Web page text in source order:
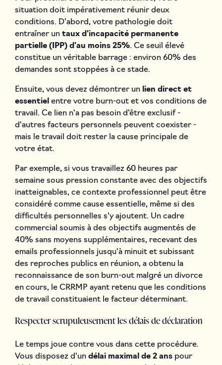
situation doit impérativement réunir deux
conditions. D'abord, votre pathologie doit
entraîner un taux d'incapacité permanente
partielle (IPP) d'au moins 25%. Ce seuil élevé
constitue un véritable barrage : environ 60% des
demandes sont stoppées à ce stade.
Ensuite, vous devez démontrer un lien direct et
essentiel entre votre burn-out et vos conditions de
travail. Ce lien n'a pas besoin d'être exclusif -
d'autres facteurs personnels peuvent coexister -
mais le travail doit rester la cause principale de
votre état.
Par exemple, si vous travaillez 60 heures par
semaine sous pression constante avec des objectifs
inatteignables, ce contexte professionnel peut être
considéré comme cause essentielle, même si des
difficultés personnelles s'y ajoutent. Un cadre
commercial soumis à des objectifs augmentés de
40% sans moyens supplémentaires, recevant des
emails professionnels jusqu'à minuit et subissant
des reproches publics en réunion, a obtenu la
reconnaissance de son burn-out malgré un divorce
en cours, le CRRMP ayant retenu que les conditions
de travail constituaient le facteur déterminant.
Respecter scrupuleusement les délais de déclaration
Le temps joue contre vous dans cette procédure.
Vous disposez d'un délai maximal de 2 anspour